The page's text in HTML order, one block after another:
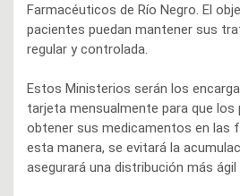
Farmacéuticos de Río Negro. El
pacientes puedan mantener sus
regular y controlada.
Estos Ministerios serán los
tarjeta mensualmente para que los
obtener sus medicamentos en las
esta manera, se evitará la
asegurará una distribución más